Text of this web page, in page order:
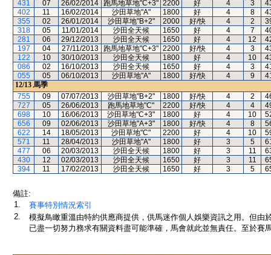
431
07 26/02/2014 跑馬地草地"C+3" 2200 好 4 3
402
11 16/02/2014 沙田草地"A" 1800 好 4 8
355
02 26/01/2014 沙田草地"B+2" 2000 好/快 4 2
318
05 11/01/2014 沙田全天候 1650 好 4 7
281
06 29/12/2013 沙田全天候 1650 好 4 12
197
04 27/11/2013 跑馬地草地"C+3" 2200 好/快 4 3
122
10 30/10/2013 沙田全天候 1800 好 4 10
086
02 16/10/2013 沙田全天候 1650 好 4 3
055
05 06/10/2013 沙田草地"A" 1800 好/快 4 9
12/13 馬季
755
09 07/07/2013 沙田草地"B+2" 1800 好/快 4 2
727
05 26/06/2013 跑馬地草地"C" 2200 好/快 4 4
698
10 16/06/2013 沙田草地"C+3" 1800 好 4 10
656
09 02/06/2013 沙田草地"A+3" 1800 好/快 4 8
622
14 18/05/2013 沙田草地"C" 2200 好 4 10
571
11 28/04/2013 沙田草地"A" 1800 好 3 5
477
06 20/03/2013 沙田全天候 1800 好 3 11
430
12 02/03/2013 沙田全天候 1650 好 3 11
394
11 17/02/2013 沙田全天候 1650 好 3 5
備註:
1.
賽事特別情況索引
2.
模擬鳥瞰重溫由特約供應商提供，供馬迷作個人娛樂資訊之用。但
已盡一切努力務求有關資料盡可能準確，馬會就此並無責任。至於賽